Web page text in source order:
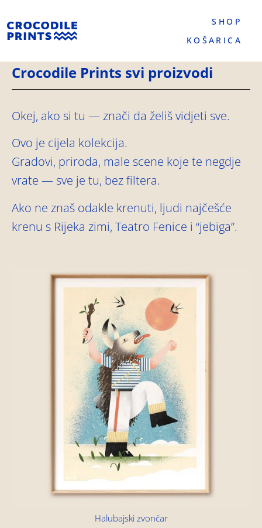
SHOP
KOŠARICA
Crocodile Prints svi proizvodi
Okej, ako si tu — znači da želiš vidjeti sve.
Ovo je cijela kolekcija.
Gradovi, priroda, male scene koje te negdje
vrate — sve je tu, bez filtera.
Ako ne znaš odakle krenuti, ljudi najčešće
krenu s Rijeka zimi, Teatro Fenice i “jebiga”.
Halubajski zvončar